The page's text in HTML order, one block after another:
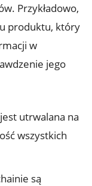
Przykładowo,
produktu, który
w
jego
utrwalana na
wszystkich
są